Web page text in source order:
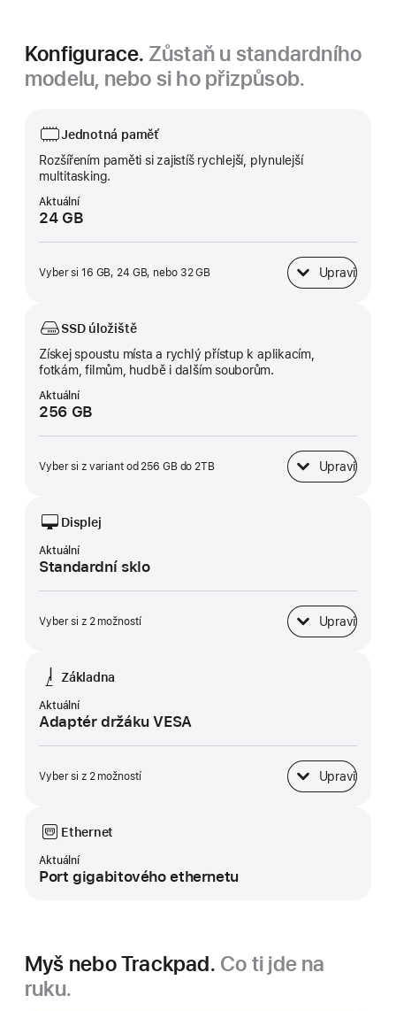
Konfigurace. Zůstaň u standardního
modelu, nebo si ho přizpůsob.
Jednotná paměť
Rozšířením paměti si zajistíš rychlejší, plynulejší
multitasking.
Aktuální
24 GB
Vyber si 16 GB, 24 GB, nebo 32 GB Upravit
Jednotná paměť
SSD úložiště
Získej spoustu místa a rychlý přístup k aplikacím,
fotkám, filmům, hudbě i dalším souborům.
Aktuální
256 GB
Vyber si z variant od 256 GB do 2TB Upravit
SSD&nbsp;úložiště
Displej
Aktuální
Standardní sklo
Vyber si z 2 možností Upravit
Displej
Základna
Aktuální
Adaptér držáku VESA
Vyber si z 2 možností Upravit
Základna
Ethernet
Aktuální
Port gigabitového ethernetu
Myš nebo Trackpad. Co ti jde na
ruku.